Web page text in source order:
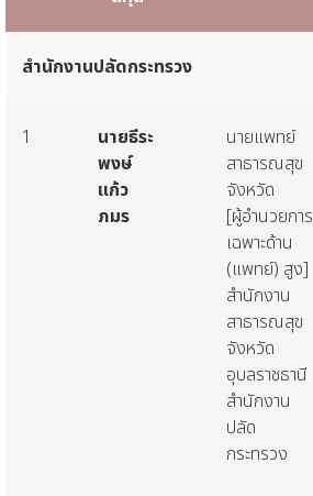
สำนักงานปลัดกระทรวง
1
นายธีระ
พงษ์
แก้ว
ภมร
นายแพทย์
สาธารณสุข
จังหวัด
[ผู้อำนวยการ
เฉพาะด้าน
(แพทย์) สูง]
สำนักงาน
สาธารณสุข
จังหวัด
อุบลราชธานี
สำนักงาน
ปลัด
กระทรวง